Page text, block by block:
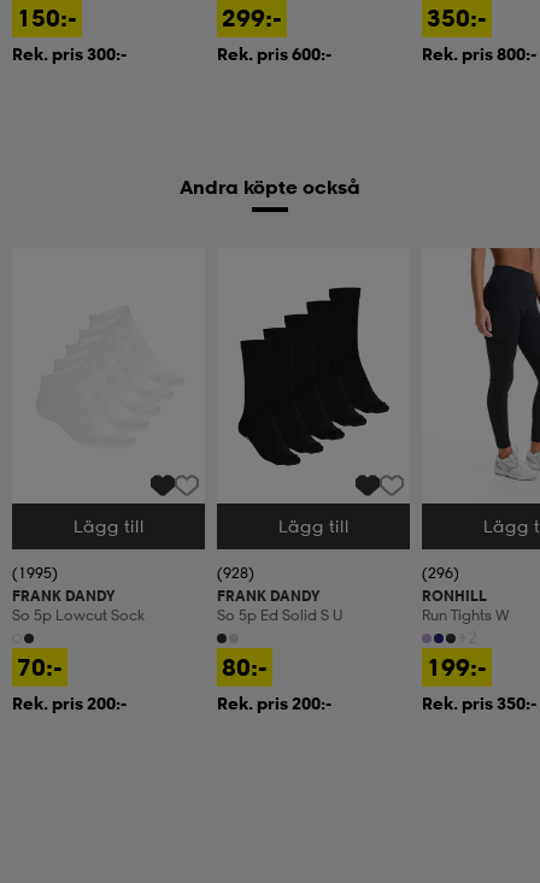
150:-
Rek. pris 300:-
299:-
Rek. pris 600:-
350:-
Rek. pris 800:-
Andra köpte också
Välj storlek
Lägg till
(1995)
FRANK DANDY
So 5p Lowcut Sock
70:-
Rek. pris 200:-
Välj storlek
Lägg till
(928)
FRANK DANDY
So 5p Ed Solid S U
80:-
Rek. pris 200:-
Välj storlek
Lägg
(296)
RONHILL
Run Tights W
199:-
Rek. pris 350:-